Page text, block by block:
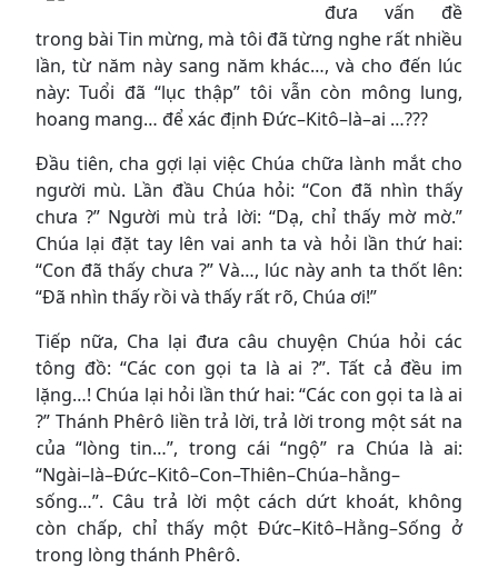
đưa vấn đề
trong bài Tin mừng, mà tôi đã từng nghe rất nhiều
lần, từ năm này sang năm khác…, và cho đến lúc
này: Tuổi đã “lục thập” tôi vẫn còn mông lung,
hoang mang… để xác định Đức–Kitô–là–ai …???
Đầu tiên, cha gợi lại việc Chúa chữa lành mắt cho
người mù. Lần đầu Chúa hỏi: “Con đã nhìn thấy
chưa ?” Người mù trả lời: “Dạ, chỉ thấy mờ mờ.”
Chúa lại đặt tay lên vai anh ta và hỏi lần thứ hai:
“Con đã thấy chưa ?” Và…, lúc này anh ta thốt lên:
“Đã nhìn thấy rồi và thấy rất rõ, Chúa ơi!”
Tiếp nữa, Cha lại đưa câu chuyện Chúa hỏi các
tông đồ: “Các con gọi ta là ai ?”. Tất cả đều im
lặng…! Chúa lại hỏi lần thứ hai: “Các con gọi ta là ai
?” Thánh Phêrô liền trả lời, trả lời trong một sát na
của “lòng tin…”, trong cái “ngộ” ra Chúa là ai:
“Ngài–là–Đức–Kitô–Con–Thiên–Chúa–hằng–
sống…”. Câu trả lời một cách dứt khoát, không
còn chấp, chỉ thấy một Đức–Kitô–Hằng–Sống ở
trong lòng thánh Phêrô.